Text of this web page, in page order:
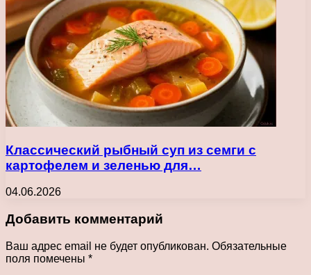
Классический рыбный суп из семги с
картофелем и зеленью для…
04.06.2026
Добавить комментарий
Ваш адрес email не будет опубликован. Обязательные
поля помечены *